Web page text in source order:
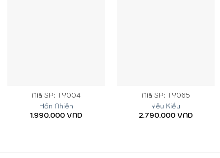
Mã SP: TY004
Hồn Nhiên
1.990.000 VND
Mã SP: TY065
Yêu Kiều
2.790.000 VND